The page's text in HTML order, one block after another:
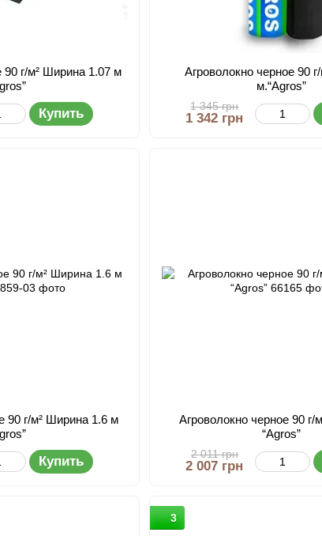
90 г/м² Ширина 1.07 м
Купить
Агроволокно черное 90
м.“Agros”
1 345 грн
1 342 грн
90 г/м² Ширина 1.6 м
Купить
Агроволокно черное 90 г/
“Agros”
2 011 грн
2 007 грн
3